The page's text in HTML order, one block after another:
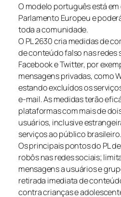
O modelo português está
Parlamento Europeu e
toda a comunidade.
O PL 2630 cria medidas de
de conteúdo falso nas redes
Facebook e Twitter, por
mensagens privadas, como
estando excluídos os
e-mail. As medidas terão
plataformas com mais de
usuários, inclusive
serviços ao público brasileiro.
Os principais pontos do PL
robôs nas redes sociais;
mensagens a usuários e
retirada imediata de
contra crianças e